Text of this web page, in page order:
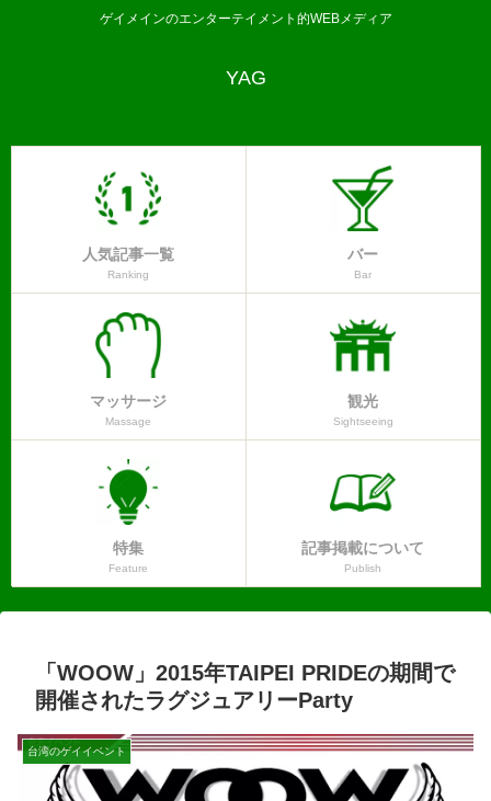
ゲイメインのエンターテイメント的WEBメディア
YAG
人気記事一覧
Ranking
バー
Bar
マッサージ
Massage
観光
Sightseeing
特集
Feature
記事掲載について
Publish
「WOOW」2015年TAIPEI PRIDEの期間で
開催されたラグジュアリーParty
台湾のゲイイベント